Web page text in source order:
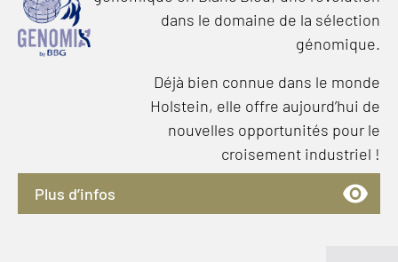
dans le domaine de la sélection
génomique.
Déjà bien connue dans le monde
Holstein, elle offre aujourd’hui de
nouvelles opportunités pour le
croisement industriel !
Plus d’infos